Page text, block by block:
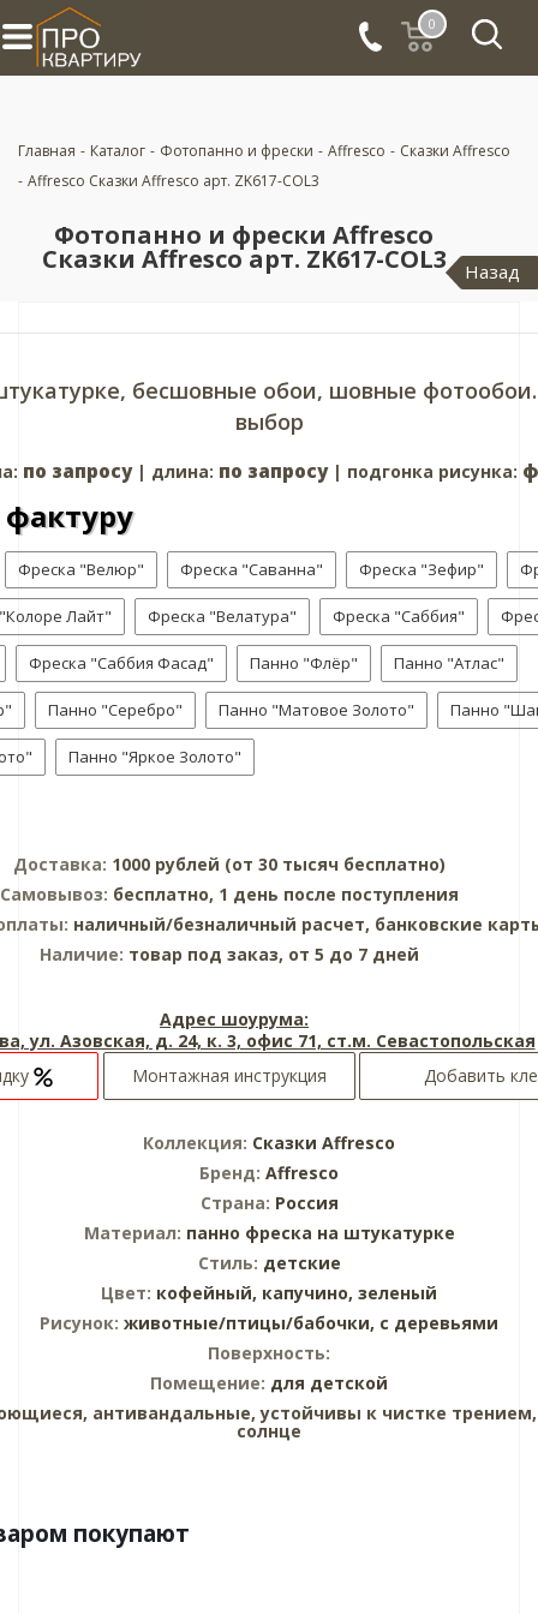
0
Главная - Каталог - Фотопанно и фрески - Affresco - Сказки Affresco
- Affresco Сказки Affresco арт. ZK617-COL3
Фотопанно и фрески Affresco
Сказки Affresco арт. ZK617-COL3 Назад
бесшовные обои, шовные
выбор
по запросу| длина: по запросу| подгонка рисунка:
Фреска "Велюр" Фреска "Саванна" Фреска "Зефир"
Лайт" Фреска "Велатура" Фреска "Саббия"
Фреска "Саббия Фасад" Панно "Флёр" Панно "Атлас"
Панно "Серебро" Панно "Матовое Золото" Панно
Панно "Яркое Золото"
Доставка: 1000 рублей (от 30 тысяч бесплатно)
Самовывоз: бесплатно, 1 день после поступления
наличный/безналичный расчет, банковские
Наличие: товар под заказ, от 5 до 7 дней
Адрес шоурума:
ул. Азовская, д. 24, к. 3, офис 71, ст.м. Севастопольская
Монтажная инструкция Добавить
Коллекция: Сказки Affresco
Бренд: Affresco
Страна: Россия
Материал: панно фреска на штукатурке
Стиль: детские
Цвет: кофейный, капучино, зеленый
Рисунок: животные/птицы/бабочки, с деревьями
Поверхность:
Помещение: для детской
антивандальные, устойчивы к чистке
солнце
покупают